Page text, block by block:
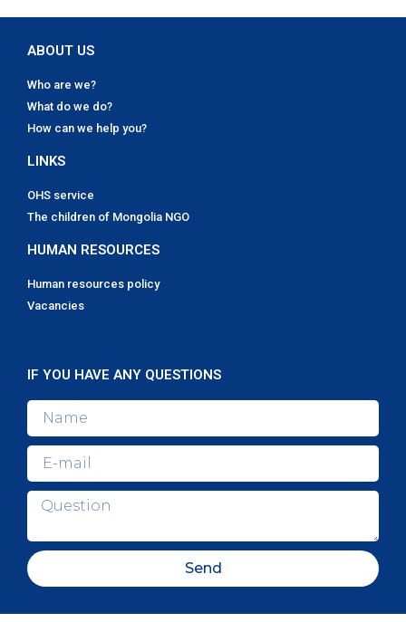
ABOUT US
Who are we?
What do we do?
How can we help you?
LINKS
OHS service
The children of Mongolia NGO
HUMAN RESOURCES
Human resources policy
Vacancies
IF YOU HAVE ANY QUESTIONS
Send